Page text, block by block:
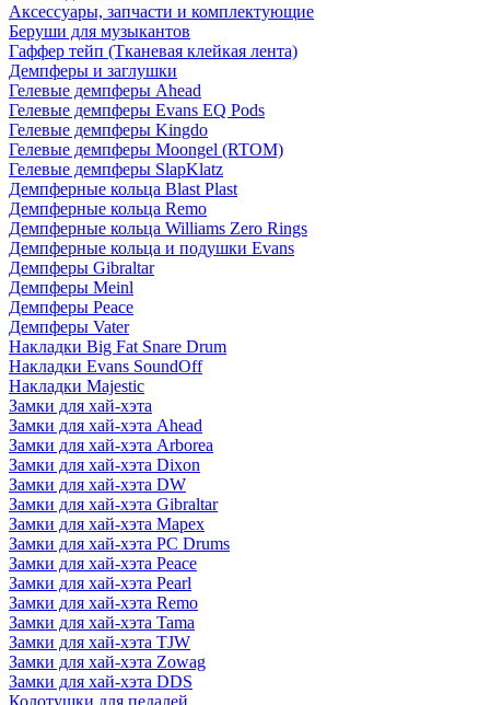
Аксессуары, запчасти и комплектующие
Беруши для музыкантов
Гаффер тейп (Тканевая клейкая лента)
Демпферы и заглушки
Гелевые демпферы Ahead
Гелевые демпферы Evans EQ Pods
Гелевые демпферы Kingdo
Гелевые демпферы Moongel (RTOM)
Гелевые демпферы SlapKlatz
Демпферные кольца Blast Plast
Демпферные кольца Remo
Демпферные кольца Williams Zero Rings
Демпферные кольца и подушки Evans
Демпферы Gibraltar
Демпферы Meinl
Демпферы Peace
Демпферы Vater
Накладки Big Fat Snare Drum
Накладки Evans SoundOff
Накладки Majestic
Замки для хай-хэта
Замки для хай-хэта Ahead
Замки для хай-хэта Arborea
Замки для хай-хэта Dixon
Замки для хай-хэта DW
Замки для хай-хэта Gibraltar
Замки для хай-хэта Mapex
Замки для хай-хэта PC Drums
Замки для хай-хэта Peace
Замки для хай-хэта Pearl
Замки для хай-хэта Remo
Замки для хай-хэта Tama
Замки для хай-хэта TJW
Замки для хай-хэта Zowag
Замки для хай-хэта DDS
Колотушки для педалей